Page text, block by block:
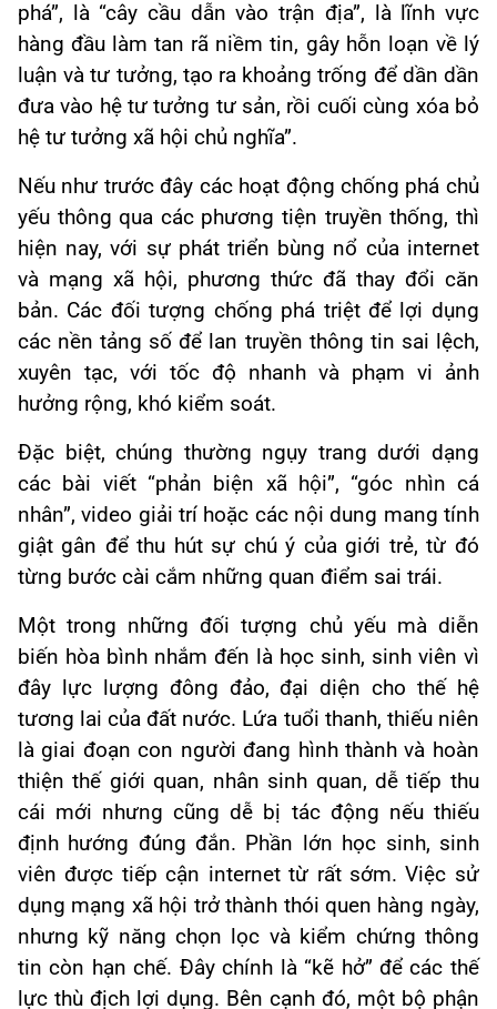
phá”, là “cây cầu dẫn vào trận địa”, là lĩnh vực
hàng đầu làm tan rã niềm tin, gây hỗn loạn về lý
luận và tư tưởng, tạo ra khoảng trống để dần dần
đưa vào hệ tư tưởng tư sản, rồi cuối cùng xóa bỏ
hệ tư tưởng xã hội chủ nghĩa”.
Nếu như trước đây các hoạt động chống phá chủ
yếu thông qua các phương tiện truyền thống, thì
hiện nay, với sự phát triển bùng nổ của internet
và mạng xã hội, phương thức đã thay đổi căn
bản. Các đối tượng chống phá triệt để lợi dụng
các nền tảng số để lan truyền thông tin sai lệch,
xuyên tạc, với tốc độ nhanh và phạm vi ảnh
hưởng rộng, khó kiểm soát.
Đặc biệt, chúng thường ngụy trang dưới dạng
các bài viết “phản biện xã hội”, “góc nhìn cá
nhân”, video giải trí hoặc các nội dung mang tính
giật gân để thu hút sự chú ý của giới trẻ, từ đó
từng bước cài cắm những quan điểm sai trái.
Một trong những đối tượng chủ yếu mà diễn
biến hòa bình nhắm đến là học sinh, sinh viên vì
đây lực lượng đông đảo, đại diện cho thế hệ
tương lai của đất nước. Lứa tuổi thanh, thiếu niên
là giai đoạn con người đang hình thành và hoàn
thiện thế giới quan, nhân sinh quan, dễ tiếp thu
cái mới nhưng cũng dễ bị tác động nếu thiếu
định hướng đúng đắn. Phần lớn học sinh, sinh
viên được tiếp cận internet từ rất sớm. Việc sử
dụng mạng xã hội trở thành thói quen hàng ngày,
nhưng kỹ năng chọn lọc và kiểm chứng thông
tin còn hạn chế. Đây chính là “kẽ hở” để các thế
lực thù địch lợi dụng. Bên cạnh đó, một bộ phận